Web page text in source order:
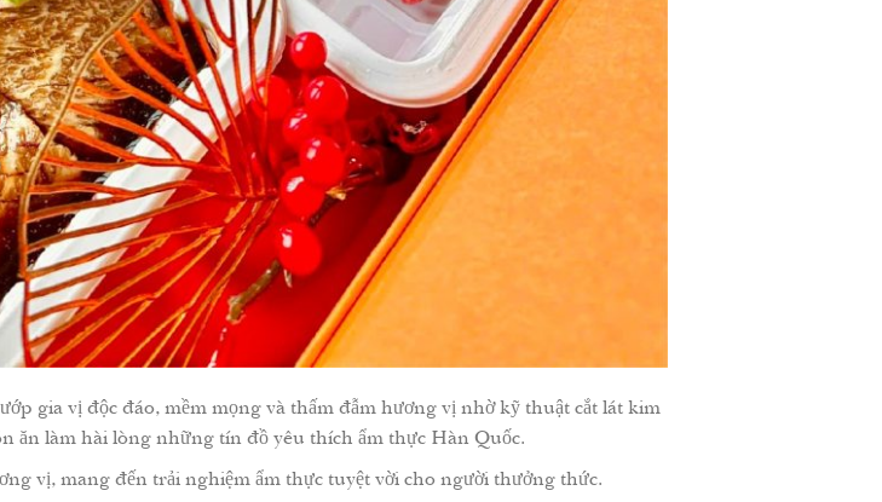
gia vị độc đáo, mềm mọng và thấm đẫm hương vị nhờ kỹ thuật cắt lát kim
ăn làm hài lòng những tín đồ yêu thích ẩm thực Hàn Quốc.
vị, mang đến trải nghiệm ẩm thực tuyệt vời cho người thưởng thức.